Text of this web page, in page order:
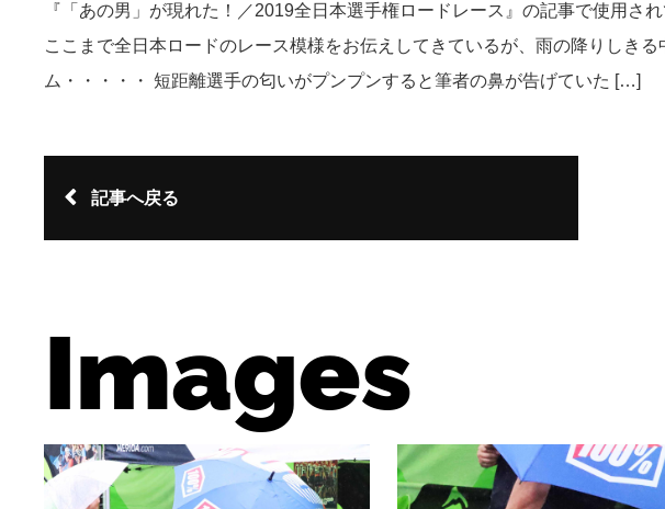
『「あの男」が現れた！／2019全日本選手権ロードレース』の記事で使用さ
ここまで全日本ロードのレース模様をお伝えしてきているが、雨の降りしき
ム・・・・・ 短距離選手の匂いがプンプンすると筆者の鼻が告げていた […]
記事へ戻る
Images